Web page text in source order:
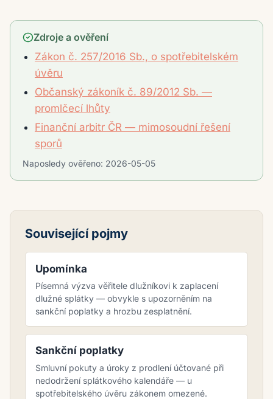
Zdroje a ověření
Zákon č. 257/2016 Sb., o spotřebitelském
úvěru
Občanský zákoník č. 89/2012 Sb. —
promlčecí lhůty
Finanční arbitr ČR — mimosoudní řešení
sporů
Naposledy ověřeno: 2026-05-05
Související pojmy
Upomínka
Písemná výzva věřitele dlužníkovi k zaplacení
dlužné splátky — obvykle s upozorněním na
sankční poplatky a hrozbu zesplatnění.
Sankční poplatky
Smluvní pokuty a úroky z prodlení účtované při
nedodržení splátkového kalendáře — u
spotřebitelského úvěru zákonem omezené.